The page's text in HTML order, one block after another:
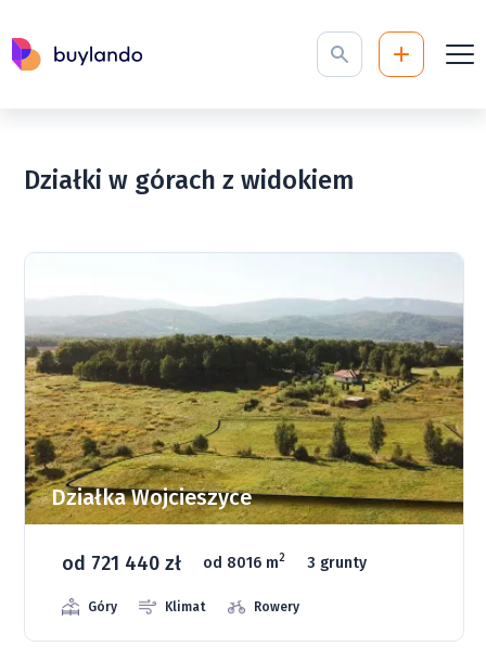
Działki w górach z widokiem
Działka Wojcieszyce
od 721 440 zł od 8016 m2 3 grunty
Góry Klimat Rowery